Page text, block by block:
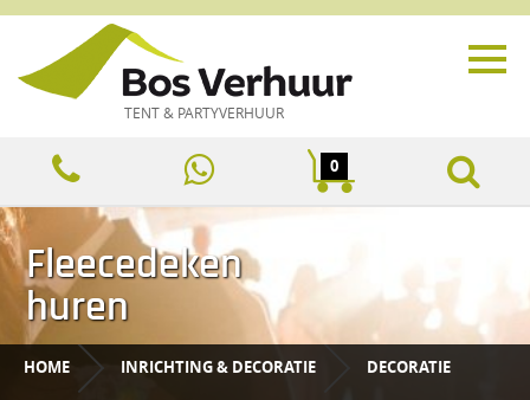
TENT & PARTYVERHUUR
0
Fleecedeken
huren
HOME INRICHTING & DECORATIE DECORATIE